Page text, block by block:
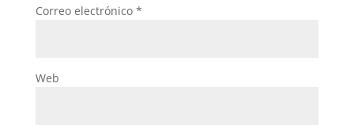
Correo electrónico *
Web